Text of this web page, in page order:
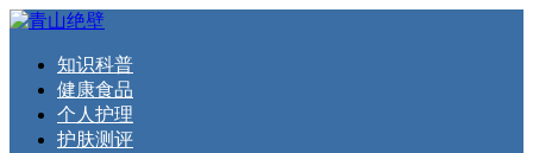
知识科普
健康食品
个人护理
护肤测评